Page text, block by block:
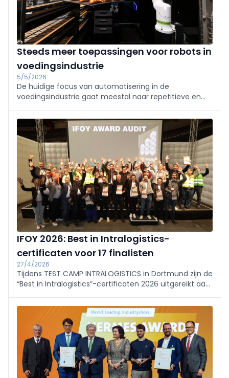
Steeds meer toepassingen voor robots in
voedingsindustrie
5/5/2026
De huidige focus van automatisering in de
voedingsindustrie gaat meestal naar repetitieve en
kostenefficiëntie en productiviteit drijft de nood aan
robotica binnen een bredere set aan toepassingen.
IFOY 2026: Best in Intralogistics-
certificaten voor 17 finalisten
27/4/2026
Tijdens TEST CAMP INTRALOGISTICS in Dortmund zijn de
“Best in Intralogistics”-certificaten 2026 uitgereikt aan
Jan Drömer (VDMA).